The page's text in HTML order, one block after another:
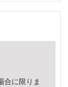
合に限りま